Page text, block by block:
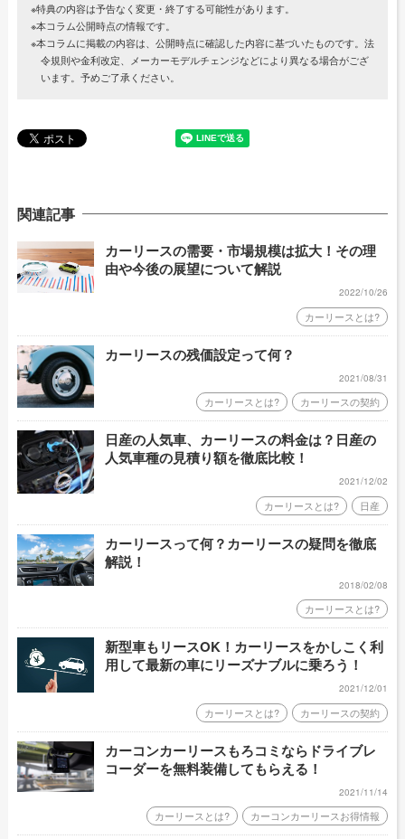
※特典の内容は予告なく変更・終了する可能性があります。
※本コラム公開時点の情報です。
※本コラムに掲載の内容は、公開時点に確認した内容に基づいたものです。法
令規則や金利改定、メーカーモデルチェンジなどにより異なる場合がござ
います。予めご了承ください。
関連記事
カーリースの需要・市場規模は拡大！その理
由や今後の展望について解説
2022/10/26
カーリースとは?
カーリースの残価設定って何？
2021/08/31
カーリースとは? カーリースの契約
日産の人気車、カーリースの料金は？日産の
人気車種の見積り額を徹底比較！
2021/12/02
カーリースとは? 日産
カーリースって何？カーリースの疑問を徹底
解説！
2018/02/08
カーリースとは?
新型車もリースOK！カーリースをかしこく利
用して最新の車にリーズナブルに乗ろう！
2021/12/01
カーリースとは? カーリースの契約
カーコンカーリースもろコミならドライブレ
コーダーを無料装備してもらえる！
2021/11/14
カーリースとは? カーコンカーリースお得情報